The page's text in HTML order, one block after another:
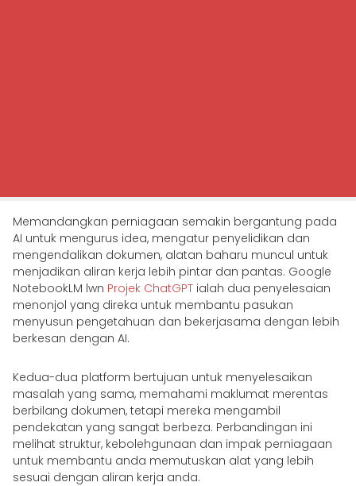
Memandangkan perniagaan semakin bergantung pada
AI untuk mengurus idea, mengatur penyelidikan dan
mengendalikan dokumen, alatan baharu muncul untuk
menjadikan aliran kerja lebih pintar dan pantas. Google
NotebookLM lwn Projek ChatGPT ialah dua penyelesaian
menonjol yang direka untuk membantu pasukan
menyusun pengetahuan dan bekerjasama dengan lebih
berkesan dengan AI.
Kedua-dua platform bertujuan untuk menyelesaikan
masalah yang sama, memahami maklumat merentas
berbilang dokumen, tetapi mereka mengambil
pendekatan yang sangat berbeza. Perbandingan ini
melihat struktur, kebolehgunaan dan impak perniagaan
untuk membantu anda memutuskan alat yang lebih
sesuai dengan aliran kerja anda.